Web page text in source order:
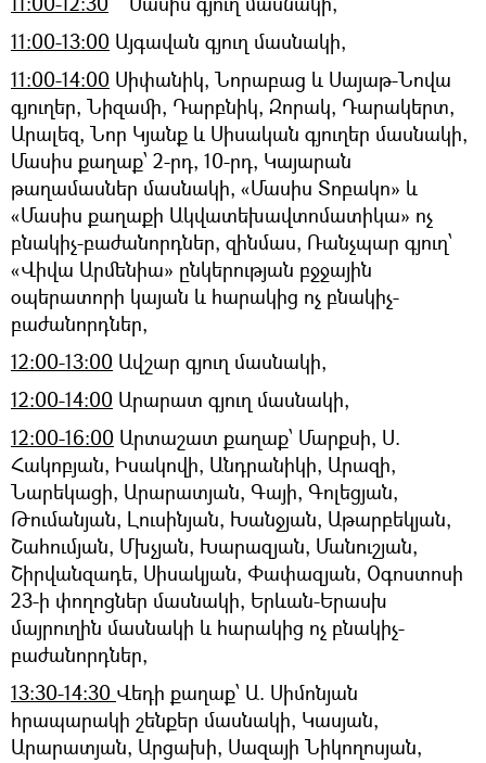
11:00-13:00 Այգավան գյուղ մասնակի,
11:00-14:00 Սիփանիկ, Նորաբաց և Սայաթ-Նովա
գյուղեր, Նիզամի, Դարբնիկ, Զորակ, Դարակերտ,
Արալեզ, Նոր Կյանք և Սիսական գյուղեր մասնակի,
Մասիս քաղաք՝ 2-րդ, 10-րդ, Կայարան
թաղամասներ մասնակի, «Մասիս Տոբակո» և
«Մասիս քաղաքի Ակվատեխավտոմատիկա» ոչ
բնակիչ-բաժանորդներ, զինմաս, Ռանչպար գյուղ՝
«Վիվա Արմենիա» ընկերության բջջային
օպերատորի կայան և հարակից ոչ բնակիչ-
բաժանորդներ,
12:00-13:00 Ավշար գյուղ մասնակի,
12:00-14:00 Արարատ գյուղ մասնակի,
12:00-16:00 Արտաշատ քաղաք՝ Մարքսի, Ս.
Հակոբյան, Իսակովի, Անդրանիկի, Արազի,
Նարեկացի, Արարատյան, Գայի, Գոլեցյան,
Թումանյան, Լուսինյան, Խանջյան, Աթարբեկյան,
Շահումյան, Մխչյան, Խարազյան, Մանուշյան,
Շիրվանզադե, Սիսակյան, Փափազյան, Օգոստոսի
23-ի փողոցներ մասնակի, Երևան-Երասխ
մայրուղին մասնակի և հարակից ոչ բնակիչ-
բաժանորդներ,
13:30-14:30 Վեդի քաղաք՝ Ա. Սիմոնյան
հրապարակի շենքեր մասնակի, Կասյան,
Արարատյան, Արցախի, Սազայի Նիկողոսյան,